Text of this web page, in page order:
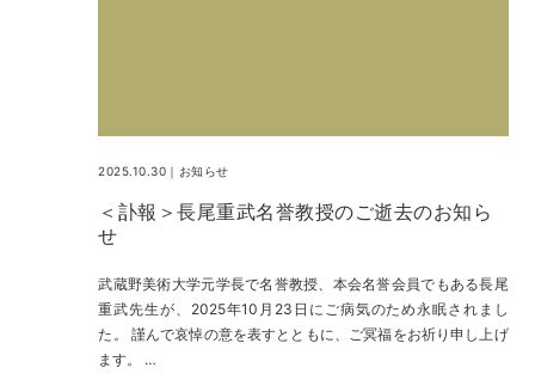
2025.10.30｜ お知らせ
＜訃報＞長尾重武名誉教授のご逝去のお知ら
せ
武蔵野美術大学元学長で名誉教授、本会名誉会員でもある長尾
重武先生が、2025年10月23日にご病気のため永眠されまし
た。 謹んで哀悼の意を表すとともに、ご冥福をお祈り申し上げ
ます。 …